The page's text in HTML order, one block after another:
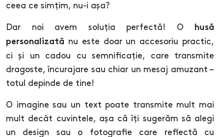
ceea ce simțim, nu-i așa?
Dar noi avem soluția perfectă! O
husă
personalizată nu este doar un accesoriu practic,
ci și un cadou cu semnificație, care transmite
dragoste, încurajare sau chiar un mesaj amuzant –
totul depinde de tine!
O imagine sau un text poate transmite mult mai
mult decât cuvintele, așa că îți sugerăm să alegi
un design sau o fotografie care reflectă cu